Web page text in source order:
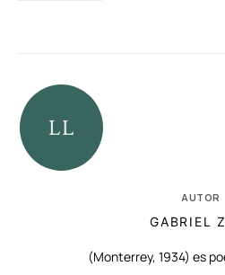
AUTOR
GABRIEL
(Monterrey, 1934) es